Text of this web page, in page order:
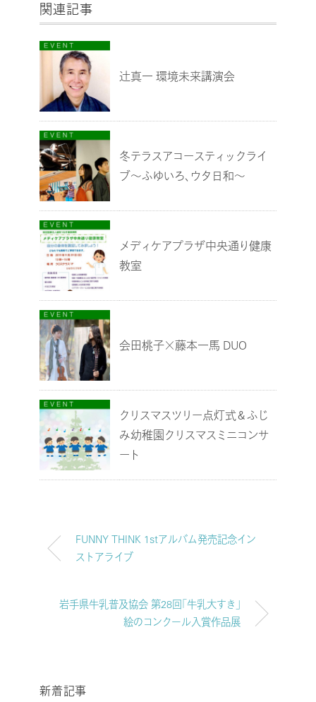
関連記事
辻真一 環境未来講演会
冬テラスアコースティックライ
ブ～ふゆいろ、ウタ日和～
メディケアプラザ中央通り健康
教室
会田桃子×藤本一馬 DUO
クリスマスツリー点灯式＆ふじ
み幼稚園クリスマスミニコンサ
ート
FUNNY THINK 1stアルバム発売記念イン
ストアライブ
岩手県牛乳普及協会 第28回「牛乳大すき」
絵のコンクール入賞作品展
新着記事